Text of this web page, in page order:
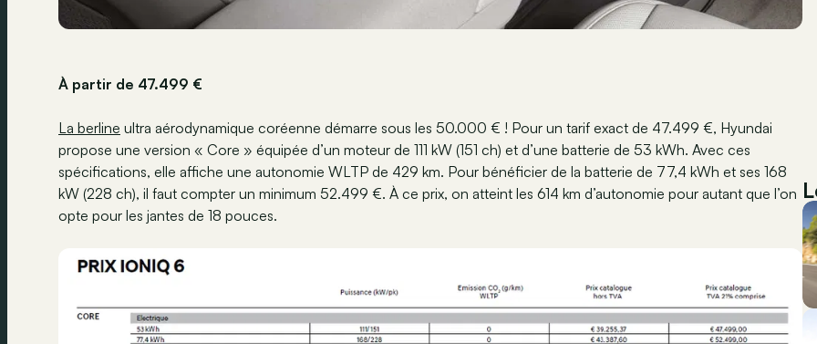
À partir de 47.499 €
La berline ultra aérodynamique coréenne démarre sous les 50.000 € ! Pour un tarif exact de 47.499 €, Hyundai
propose une version « Core » équipée d’un moteur de 111 kW (151 ch) et d’une batterie de 53 kWh. Avec ces
spécifications, elle affiche une autonomie WLTP de 429 km. Pour bénéficier de la batterie de 77,4 kWh et ses 168
kW (228 ch), il faut compter un minimum 52.499 €. À ce prix, on atteint les 614 km d’autonomie pour autant que l’on
opte pour les jantes de 18 pouces.